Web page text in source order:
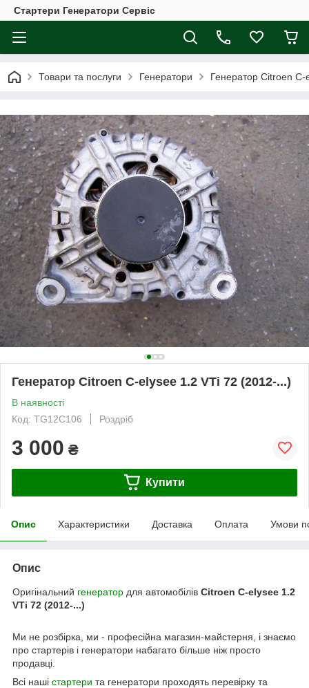
Стартери Генератори Сервіс
Товари та послуги Генератори Генератор Citroen
Генератор Citroen C-elysee 1.2 VTi 72 (2012-...)
В наявності
Код: TG12C106
Роздріб
3 000 ₴
Купити
Опис Характеристики Доставка Оплата Умови
Опис
Оригінальний генератор для автомобілів Citroen C-elysee 1.2
VTi 72 (2012-...)
Ми не розбірка, ми - професійна магазин-майстерня, і знаємо
про стартерів і генератори набагато більше ніж просто
продавці.
Всі наші стартери та генератори проходять перевірку та